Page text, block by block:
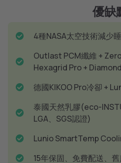
優缺
4種NASA太空技術減少
Outlast PCM纖維 +
Hexagrid Pro +
德國KIKOO Pro冷卻 +
泰國天然乳膠(eco-
LGA、SGS認證)
Lunio SmartTemp
15年保固、免費配送、